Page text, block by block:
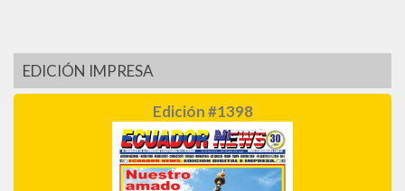
EDICIÓN IMPRESA
Edición #1398